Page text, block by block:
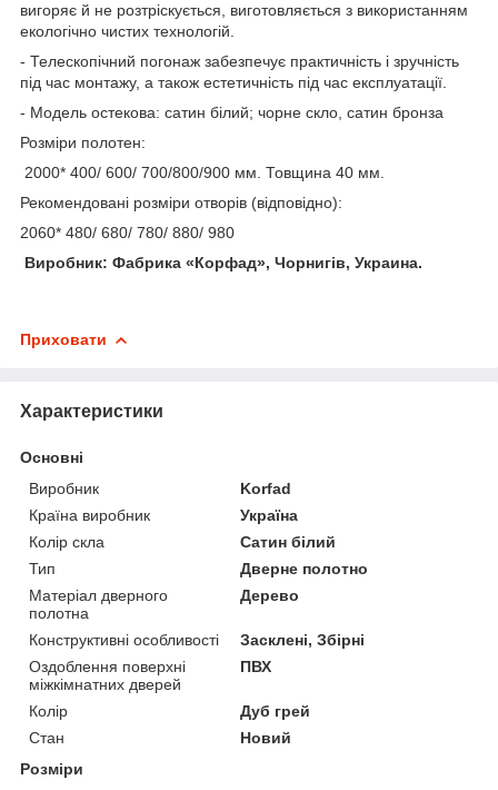
вигоряє й не розтріскується, виготовляється з використанням
екологічно чистих технологій.
- Телескопічний погонаж забезпечує практичність і зручність
під час монтажу, а також естетичність під час експлуатації.
- Модель остекова: сатин білий; чорне скло, сатин бронза
Розміри полотен:
2000* 400/ 600/ 700/800/900 мм. Товщина 40 мм.
Рекомендовані розміри отворів (відповідно):
2060* 480/ 680/ 780/ 880/ 980
Виробник: Фабрика «Корфад», Чорнигів, Украина.
Приховати
Характеристики
Основні
Виробник
Korfad
Країна виробник
Україна
Колір скла
Сатин білий
Тип
Дверне полотно
Матеріал дверного
полотна
Дерево
Конструктивні особливості
Засклені, Збірні
Оздоблення поверхні
міжкімнатних дверей
ПВХ
Колір
Дуб грей
Стан
Новий
Розміри